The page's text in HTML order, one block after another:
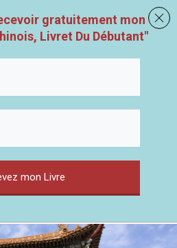
gratuitement mon
Livret Du Débutant"
mon Livre